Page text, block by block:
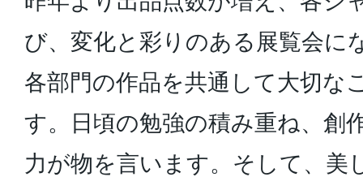
び、変化と彩りのある展覧会に
各部門の作品を共通して大切な
す。日頃の勉強の積み重ね、創
力が物を言います。そして、美